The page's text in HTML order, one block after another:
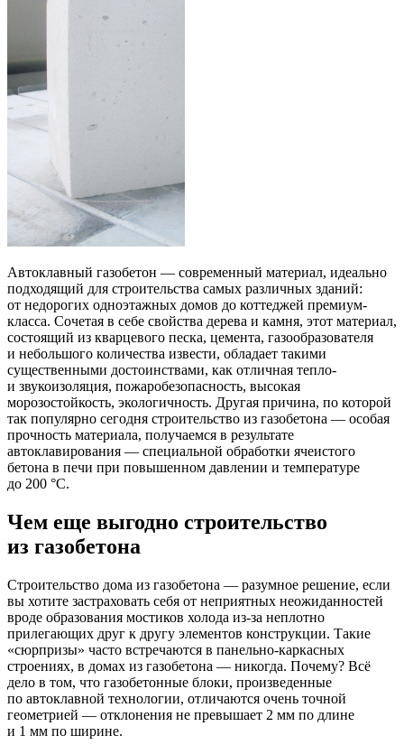
Автоклавный газобетон — современный материал, идеально
подходящий для строительства самых различных зданий:
от недорогих одноэтажных домов до коттеджей премиум-
класса. Сочетая в себе свойства дерева и камня, этот материал,
состоящий из кварцевого песка, цемента, газообразователя
и небольшого количества извести, обладает такими
существенными достоинствами, как отличная тепло-
и звукоизоляция, пожаробезопасность, высокая
морозостойкость, экологичность. Другая причина, по которой
так популярно сегодня строительство из газобетона — особая
прочность материала, получаемся в результате
автоклавирования — специальной обработки ячеистого
бетона в печи при повышенном давлении и температуре
до 200 °C.
Чем еще выгодно строительство
из газобетона
Строительство дома из газобетона — разумное решение, если
вы хотите застраховать себя от неприятных неожиданностей
вроде образования мостиков холода из-за неплотно
прилегающих друг к другу элементов конструкции. Такие
«сюрпризы» часто встречаются в панельно-каркасных
строениях, в домах из газобетона — никогда. Почему? Всё
дело в том, что газобетонные блоки, произведенные
по автоклавной технологии, отличаются очень точной
геометрией — отклонения не превышает 2 мм по длине
и 1 мм по ширине.